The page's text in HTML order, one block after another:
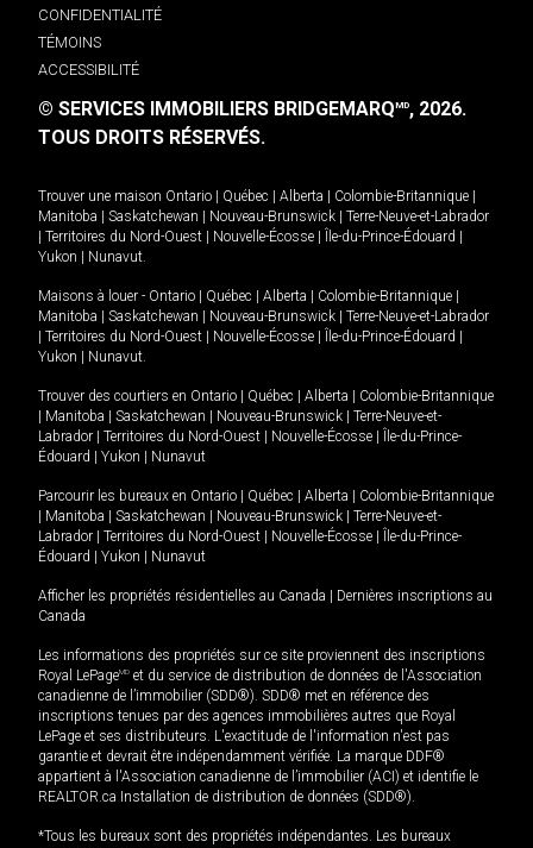
CONFIDENTIALITÉ
TÉMOINS
ACCESSIBILITÉ
© SERVICES IMMOBILIERS BRIDGEMARQMD, 2026.
TOUS DROITS RÉSERVÉS.
Trouver une maison Ontario Québec Alberta Colombie-Britannique
Manitoba
Saskatchewan Nouveau-Brunswick
Terre-Neuve-et-Labrador
Territoires du Nord-Ouest Nouvelle-Écosse Île-du-Prince-Édouard
Yukon
Nunavut.
Maisons à louer - Ontario Québec Alberta Colombie-Britannique
Manitoba
Saskatchewan Nouveau-Brunswick
Terre-Neuve-et-Labrador
Territoires du Nord-Ouest Nouvelle-Écosse Île-du-Prince-Édouard
Yukon
Nunavut.
Trouver des courtiers en Ontario Québec Alberta
Colombie-Britannique
Manitoba Saskatchewan Nouveau-Brunswick
Terre-Neuve-et-
Labrador
Territoires du Nord-Ouest Nouvelle-Écosse
Île-du-Prince-
Édouard
Yukon Nunavut
Parcourir les bureaux en Ontario Québec Alberta
Colombie-Britannique
Manitoba Saskatchewan Nouveau-Brunswick
Terre-Neuve-et-
Labrador
Territoires du Nord-Ouest Nouvelle-Écosse
Île-du-Prince-
Édouard
Yukon Nunavut
Afficher les propriétés résidentielles au Canada
Dernières inscriptions au
Canada
Les informations des propriétés sur ce site proviennent des inscriptions
Royal LePageMD et du service de distribution de données de l'Association
canadienne de l’immobilier (SDD®). SDD® met en référence des
inscriptions tenues par des agences immobilières autres que Royal
LePage et ses distributeurs. L'exactitude de l'information n'est pas
garantie et devrait être indépendamment vérifiée. La marque DDF®
appartient à l'Association canadienne de l’immobilier (ACI) et identifie le
REALTOR.ca Installation de distribution de données (SDD®).
*Tous les bureaux sont des propriétés indépendantes. Les bureaux